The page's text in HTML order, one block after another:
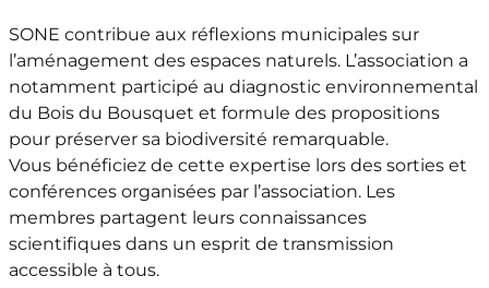
SONE contribue aux réflexions municipales sur
l’aménagement des espaces naturels. L’association a
notamment participé au diagnostic environnemental
du Bois du Bousquet et formule des propositions
pour préserver sa biodiversité remarquable.
Vous bénéficiez de cette expertise lors des sorties et
conférences organisées par l’association. Les
membres partagent leurs connaissances
scientifiques dans un esprit de transmission
accessible à tous.